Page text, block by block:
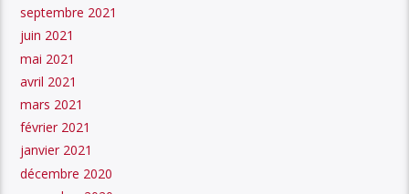
septembre 2021
juin 2021
mai 2021
avril 2021
mars 2021
février 2021
janvier 2021
décembre 2020